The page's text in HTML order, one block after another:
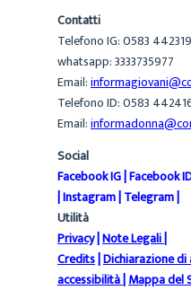
Contatti
Telefono IG: 0583 442319
whatsapp: 3333735977
Email:
Telefono ID: 0583
Email:
Social
Facebook IG|Facebook
|Instagram|Telegram|
Utilità
Privacy|Note Legali|
Credits|Dichiarazione di
accessibilità|Mappa del